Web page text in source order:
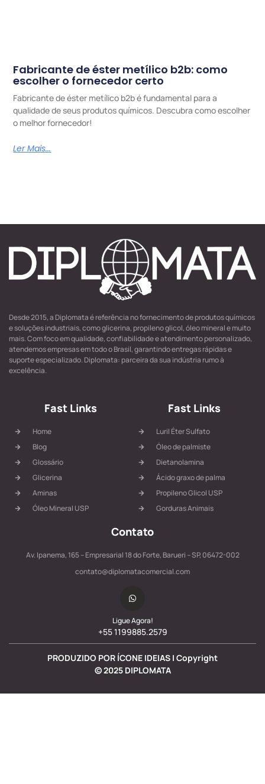
Fabricante de éster metílico b2b: como
escolher o fornecedor certo
Fabricante de éster metílico b2b é fundamental para a
qualidade de seus produtos químicos. Descubra como escolher
o melhor fornecedor!
Ler Mais...
Desde 2015, a Diplomata é referência no fornecimento de produtos químicos
e soluções industriais, como glicerina, propileno glicol, óleo mineral e muito
mais. Com foco em qualidade, confiabilidade e atendimento personalizado,
atendemos empresas em todo o Brasil, garantindo entregas rápidas e
suporte especializado. Diplomata: parceira da sua indústria rumo à
excelência.
Fast Links
Home
Blog
Glossário
Glicerina
Aminas
Óleo Mineral USP
Fast Links
Luril Éter Sulfato
Óleo de palmiste
Dietanolamina
Ácido graxo de palma
Propileno Glicol USP
Gorduras Animais
Contato
Av. Ipanema, 165 – Empresarial 18 do Forte, Barueri – SP, 06472-002
contato@diplomatacomercial.com
Ligue Agora!
+55 1199885.2579
PRODUZIDO POR ÍCONE IDEIAS | Copyright
©2025DIPLOMATA